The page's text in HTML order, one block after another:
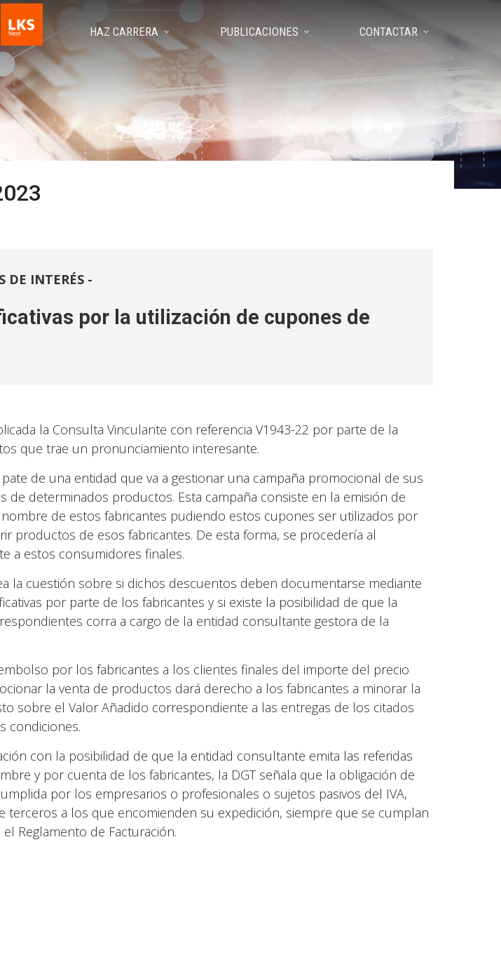
HAZ CARRERA PUBLICACIONES CONTACTAR
DE INTERÉS -
por la utilización de cupones de
la Consulta Vinculante con referencia V1943-22 por parte de la
que trae un pronunciamiento interesante.
de una entidad que va a gestionar una campaña promocional de sus
de determinados productos. Esta campaña consiste en la emisión de
de estos fabricantes pudiendo estos cupones ser utilizados por
productos de esos fabricantes. De esta forma, se procedería al
a estos consumidores finales.
la cuestión sobre si dichos descuentos deben documentarse mediante
por parte de los fabricantes y si existe la posibilidad de que la
corra a cargo de la entidad consultante gestora de la
por los fabricantes a los clientes finales del importe del precio
la venta de productos dará derecho a los fabricantes a minorar la
sobre el Valor Añadido correspondiente a las entregas de los citados
condiciones.
con la posibilidad de que la entidad consultante emita las referidas
y por cuenta de los fabricantes, la DGT señala que la obligación de
por los empresarios o profesionales o sujetos pasivos del IVA,
terceros a los que encomienden su expedición, siempre que se cumplan
Reglamento de Facturación.